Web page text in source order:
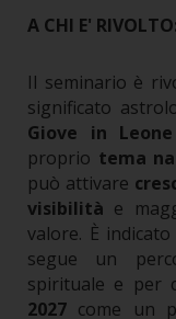
A CHI E' RIVOLTO:
Il seminario è
significato
Giove in Leone
proprio tema
può attivare
visibilità e
valore. È
segue un
spirituale e per
2027 come un